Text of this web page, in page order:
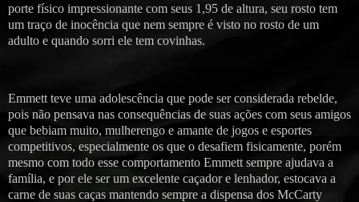
porte físico impressionante com seus 1,95 de altura, seu rosto tem
um traço de inocência que nem sempre é visto no rosto de um
adulto e quando sorri ele tem covinhas.
Emmett teve uma adolescência que pode ser considerada rebelde,
pois não pensava nas consequências de suas ações com seus amigos
que bebiam muito, mulherengo e amante de jogos e esportes
competitivos, especialmente os que o desafiem fisicamente, porém
mesmo com todo esse comportamento Emmett sempre ajudava a
família, e por ele ser um excelente caçador e lenhador, estocava a
carne de suas caças mantendo sempre a dispensa dos McCarty